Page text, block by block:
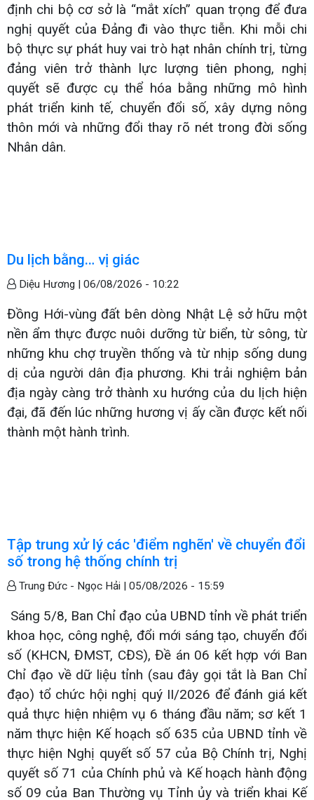
định chi bộ cơ sở là “mắt xích” quan trọng để đưa
nghị quyết của Đảng đi vào thực tiễn. Khi mỗi chi
bộ thực sự phát huy vai trò hạt nhân chính trị, từng
đảng viên trở thành lực lượng tiên phong, nghị
quyết sẽ được cụ thể hóa bằng những mô hình
phát triển kinh tế, chuyển đổi số, xây dựng nông
thôn mới và những đổi thay rõ nét trong đời sống
Nhân dân.
Du lịch bằng… vị giác
Diệu Hương | 06/08/2026 - 10:22
Đồng Hới-vùng đất bên dòng Nhật Lệ sở hữu một
nền ẩm thực được nuôi dưỡng từ biển, từ sông, từ
những khu chợ truyền thống và từ nhịp sống dung
dị của người dân địa phương. Khi trải nghiệm bản
địa ngày càng trở thành xu hướng của du lịch hiện
đại, đã đến lúc những hương vị ấy cần được kết nối
thành một hành trình.
Tập trung xử lý các 'điểm nghẽn' về chuyển đổi
số trong hệ thống chính trị
Trung Đức - Ngọc Hải | 05/08/2026 - 15:59
Sáng 5/8, Ban Chỉ đạo của UBND tỉnh về phát triển
khoa học, công nghệ, đổi mới sáng tạo, chuyển đổi
số (KHCN, ĐMST, CĐS), Đề án 06 kết hợp với Ban
Chỉ đạo về dữ liệu tỉnh (sau đây gọi tắt là Ban Chỉ
đạo) tổ chức hội nghị quý II/2026 để đánh giá kết
quả thực hiện nhiệm vụ 6 tháng đầu năm; sơ kết 1
năm thực hiện Kế hoạch số 635 của UBND tỉnh về
thực hiện Nghị quyết số 57 của Bộ Chính trị, Nghị
quyết số 71 của Chính phủ và Kế hoạch hành động
số 09 của Ban Thường vụ Tỉnh ủy và triển khai Kế